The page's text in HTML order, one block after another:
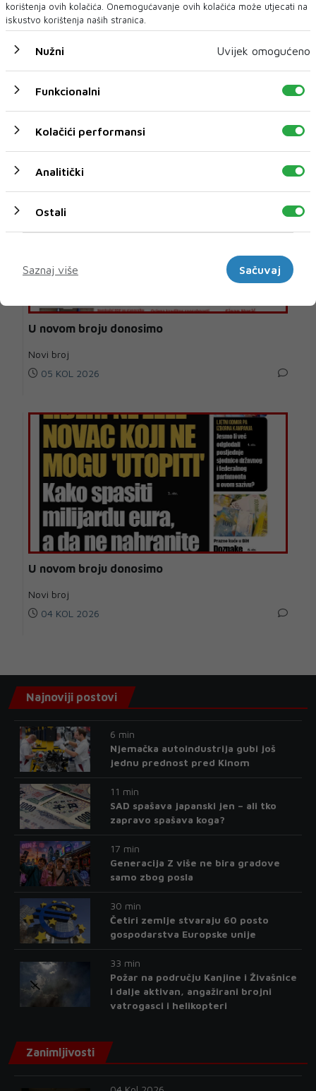
U novom broju donosimo
Novi broj
07 KOL 2026
U novom broju donosimo
Novi broj
05 KOL 2026
U novom broju donosimo
Novi broj
04 KOL 2026
korištenja ovih kolačića. Onemogućavanje ovih kolačića može utjecati na
iskustvo korištenja naših stranica.
Nužni Uvijek omogućeno
Funkcionalni
Kolačići performansi
Analitički
Ostali
Saznaj više
Sačuvaj
Najnoviji postovi
6 min
Njemačka autoindustrija gubi još
jednu prednost pred Kinom
11 min
SAD spašava japanski jen – ali tko
zapravo spašava koga?
17 min
Generacija Z više ne bira gradove
samo zbog posla
30 min
Četiri zemlje stvaraju 60 posto
gospodarstva Europske unije
33 min
Požar na području Kanjine i Živašnice
i dalje aktivan, angažirani brojni
vatrogasci i helikopteri
Zanimljivosti